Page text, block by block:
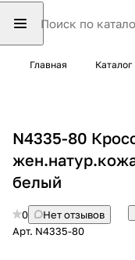
Главная Каталог
N4335-80
белый
0
Нет отзывов
Арт. N4335-80